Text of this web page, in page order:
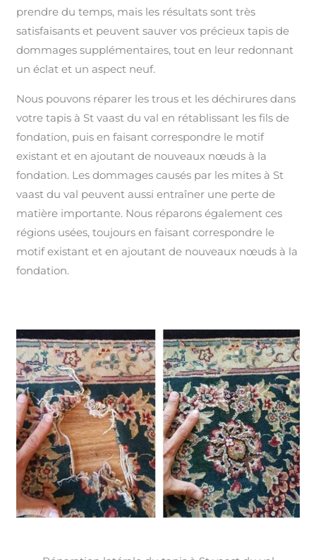
prendre du temps, mais les résultats sont très
satisfaisants et peuvent sauver vos précieux tapis de
dommages supplémentaires, tout en leur redonnant
un éclat et un aspect neuf.
Nous pouvons réparer les trous et les déchirures dans
votre tapis à St vaast du val en rétablissant les fils de
fondation, puis en faisant correspondre le motif
existant et en ajoutant de nouveaux nœuds à la
fondation. Les dommages causés par les mites à St
vaast du val peuvent aussi entraîner une perte de
matière importante. Nous réparons également ces
régions usées, toujours en faisant correspondre le
motif existant et en ajoutant de nouveaux nœuds à la
fondation.